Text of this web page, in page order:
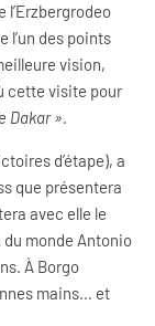
l’Erzbergrodeo
l’un des points
vision,
cette visite pour
Dakar ».
d’étape), a
que présentera
avec elle le
du monde Antonio
À Borgo
mains… et